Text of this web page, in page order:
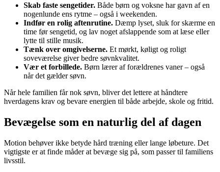
Skab faste sengetider. Både børn og voksne har gavn af en
nogenlunde ens rytme – også i weekenden.
Indfør en rolig aftenrutine. Dæmp lyset, sluk for skærme en
time før sengetid, og lav noget afslappende som at læse eller
lytte til stille musik.
Tænk over omgivelserne. Et mørkt, køligt og roligt
soveværelse giver bedre søvnkvalitet.
Vær et forbillede. Børn lærer af forældrenes vaner – også
når det gælder søvn.
Når hele familien får nok søvn, bliver det lettere at håndtere
hverdagens krav og bevare energien til både arbejde, skole og fritid.
Bevægelse som en naturlig del af dagen
Motion behøver ikke betyde hård træning eller lange løbeture. Det
vigtigste er at finde måder at bevæge sig på, som passer til familiens
livsstil.